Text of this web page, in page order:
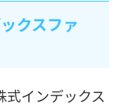
クスファ
式インデックス